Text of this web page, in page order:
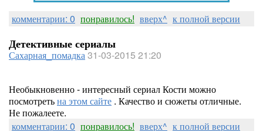
комментарии: 0 понравилось! вверх^ к полной версии
Детективные сериалы
Сахарная_помадка31-03-2015 21:20
Необыкновенно - интересный сериал Кости можно
посмотретьна этом сайте . Качество и сюжеты отличные.
Не пожалеете.
комментарии: 0 понравилось! вверх^ к полной версии